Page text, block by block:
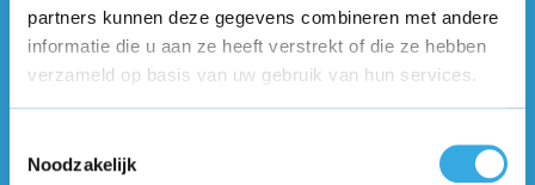
partners kunnen deze gegevens combineren met andere
informatie die u aan ze heeft verstrekt of die ze hebben
verzameld op basis van uw gebruik van hun services.
Noodzakelijk
Volg ons
promoties